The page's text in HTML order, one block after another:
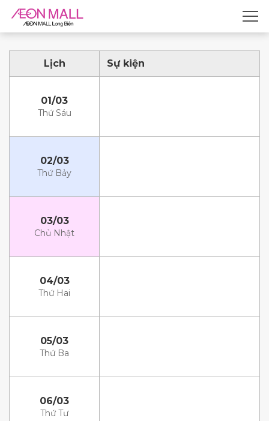
Lịch Sự kiện
01/03
Thứ Sáu
02/03
Thứ Bảy
03/03
Chủ Nhật
04/03
Thứ Hai
05/03
Thứ Ba
06/03
Thứ Tư